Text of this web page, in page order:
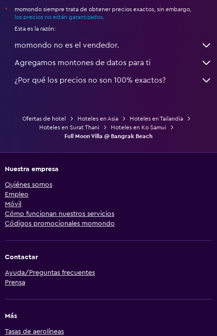
*
momondo siempre trata de obtener precios exactos, sin embargo,
los precios no están garantizados
Esta es la razón:
momondo no es el vendedor.
Agregamos montones de datos para ti
¿Por qué los precios no son 100% exactos?
Ofertas de hotel Hoteles en Asia
Hoteles en Tailandia
Hoteles en Surat Thani
Hoteles en Ko Samui
Full Moon Villa @ Bangrak Beach
Nuestra empresa
Quiénes somos
Empleo
Móvil
Cómo funcionan nuestros servicios
Códigos promocionales momondo
Contactar
Ayuda/Preguntas frecuentes
Prensa
Más
Tasas de aerolíneas